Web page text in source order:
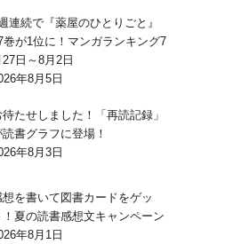
連続で『薬屋のひとりごと』
巻が1位に！マンガランキング7
27日～8月2日
年8月5日
待たせしました！「再読記録」
読書グラフに登場！
年8月3日
想を書いて図書カードをゲッ
！夏の読書感想文キャンペーン
年8月1日